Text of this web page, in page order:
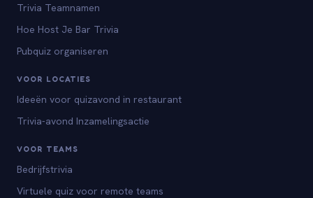
Trivia Teamnamen
Hoe Host Je Bar Trivia
Pubquiz organiseren
VOOR LOCATIES
Ideeën voor quizavond in restaurant
Trivia-avond Inzamelingsactie
VOOR TEAMS
Bedrijfstrivia
Virtuele quiz voor remote teams